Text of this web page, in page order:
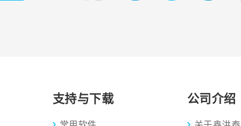
支持与下载 公司介绍